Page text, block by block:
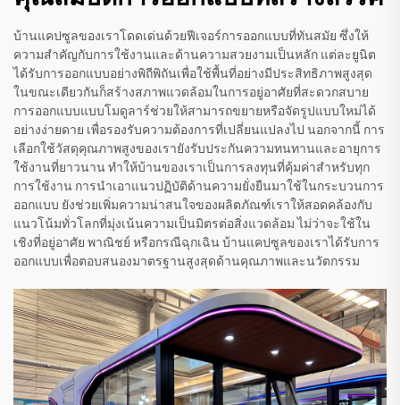
บ้านแคปซูลของเราโดดเด่นด้วยฟีเจอร์การออกแบบที่ทันสมัย ซึ่งให้
ความสำคัญกับการใช้งานและด้านความสวยงามเป็นหลัก แต่ละยูนิต
ได้รับการออกแบบอย่างพิถีพิถันเพื่อใช้พื้นที่อย่างมีประสิทธิภาพสูงสุด
ในขณะเดียวกันก็สร้างสภาพแวดล้อมในการอยู่อาศัยที่สะดวกสบาย
การออกแบบแบบโมดูลาร์ช่วยให้สามารถขยายหรือจัดรูปแบบใหม่ได้
อย่างง่ายดาย เพื่อรองรับความต้องการที่เปลี่ยนแปลงไป นอกจากนี้ การ
เลือกใช้วัสดุคุณภาพสูงของเรายังรับประกันความทนทานและอายุการ
ใช้งานที่ยาวนาน ทำให้บ้านของเราเป็นการลงทุนที่คุ้มค่าสำหรับทุก
การใช้งาน การนำเอาแนวปฏิบัติด้านความยั่งยืนมาใช้ในกระบวนการ
ออกแบบ ยังช่วยเพิ่มความน่าสนใจของผลิตภัณฑ์เราให้สอดคล้องกับ
แนวโน้มทั่วโลกที่มุ่งเน้นความเป็นมิตรต่อสิ่งแวดล้อม ไม่ว่าจะใช้ใน
เชิงที่อยู่อาศัย พาณิชย์ หรือกรณีฉุกเฉิน บ้านแคปซูลของเราได้รับการ
ออกแบบเพื่อตอบสนองมาตรฐานสูงสุดด้านคุณภาพและนวัตกรรม